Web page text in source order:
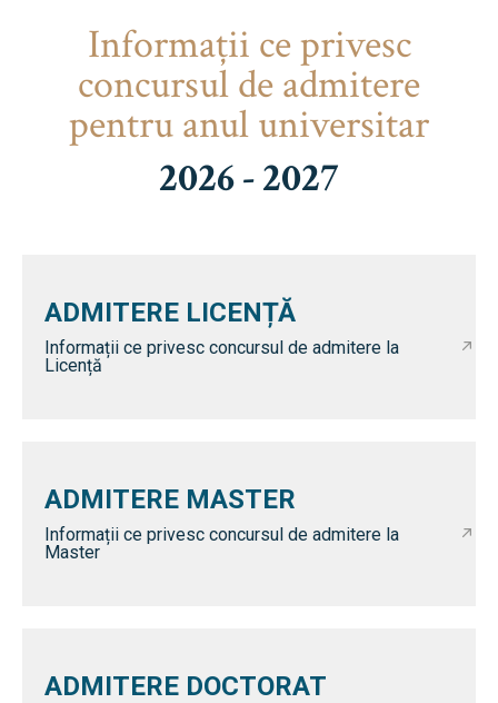
Informaţii ce privesc
concursul de admitere
pentru anul universitar
2026 - 2027
ADMITERE LICENȚĂ
Informații ce privesc concursul de admitere la
Licență
ADMITERE MASTER
Informații ce privesc concursul de admitere la
Master
ADMITERE DOCTORAT